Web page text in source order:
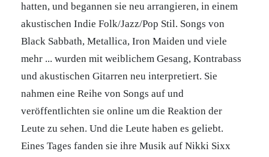
hatten, und begannen sie neu arrangieren, in einem
akustischen Indie Folk/Jazz/Pop Stil. Songs von
Black Sabbath, Metallica, Iron Maiden und viele
mehr ... wurden mit weiblichem Gesang, Kontrabass
und akustischen Gitarren neu interpretiert. Sie
nahmen eine Reihe von Songs auf und
veröffentlichten sie online um die Reaktion der
Leute zu sehen. Und die Leute haben es geliebt.
Eines Tages fanden sie ihre Musik auf Nikki Sixx